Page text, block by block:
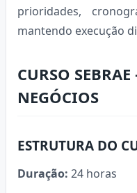
prioridades,
mantendo execução
CURSO
NEGÓCIOS
ESTRUTURA DO
Duração: 24 horas